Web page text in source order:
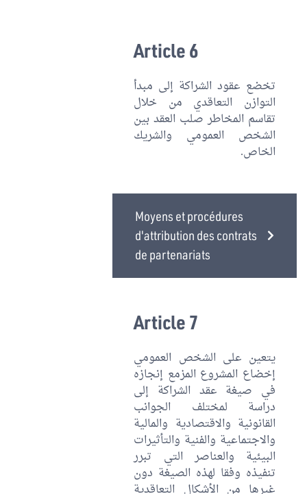
Article 6
تخضع عقود الشراكة إلى مبدأ
التوازن التعاقدي من خلال
تقاسم المخاطر صلب العقد بين
الشخص العمومي والشريك
الخاص.
Moyens et procédures
d'attribution des contrats
de partenariats
Article 7
يتعين على الشخص العمومي
إخضاع المشروع المزمع إنجازه
في صيغة عقد الشراكة إلى
دراسة لمختلف الجوانب
القانونية والاقتصادية والمالية
والاجتماعية والفنية والتأثيرات
البيئية والعناصر التي تبرر
تنفيذه وفقا لهذه الصيغة دون
غيرها من الأشكال التعاقدية